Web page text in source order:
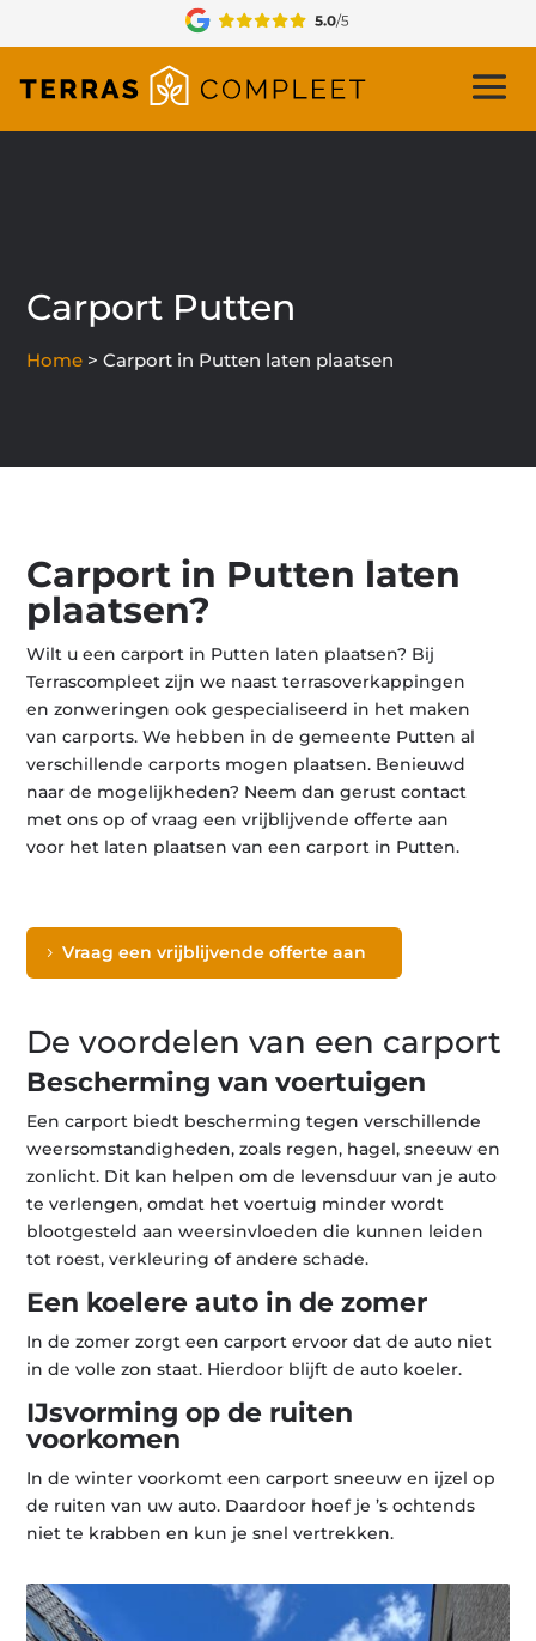
Carport Putten
Home >Carport in Putten laten plaatsen
Carport in Putten laten
plaatsen?
Wilt u een carport in Putten laten plaatsen? Bij
Terrascompleet zijn we naast terrasoverkappingen
en zonweringen ook gespecialiseerd in het maken
van carports. We hebben in de gemeente Putten al
verschillende carports mogen plaatsen. Benieuwd
naar de mogelijkheden? Neem dan gerust contact
met ons op of vraag een vrijblijvende offerte aan
voor het laten plaatsen van een carport in Putten.
Vraag een vrijblijvende offerte aan
De voordelen van een carport
Bescherming van voertuigen
Een carport biedt bescherming tegen verschillende
weersomstandigheden, zoals regen, hagel, sneeuw en
zonlicht. Dit kan helpen om de levensduur van je auto
te verlengen, omdat het voertuig minder wordt
blootgesteld aan weersinvloeden die kunnen leiden
tot roest, verkleuring of andere schade.
Een koelere auto in de zomer
In de zomer zorgt een carport ervoor dat de auto niet
in de volle zon staat. Hierdoor blijft de auto koeler.
IJsvorming op de ruiten
voorkomen
In de winter voorkomt een carport sneeuw en ijzel op
de ruiten van uw auto. Daardoor hoef je ’s ochtends
niet te krabben en kun je snel vertrekken.